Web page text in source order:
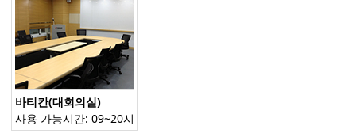
회사는 무료로 서비스를 제공하기 위해서 광고를
게재합니다
바탕으로 좀더 유용한 정보로서의 가치가 있는 광
고를 선별적으로 전달할 수 있게 됩니다
바티칸(대회의실)
사용 가능시간: 09~20시